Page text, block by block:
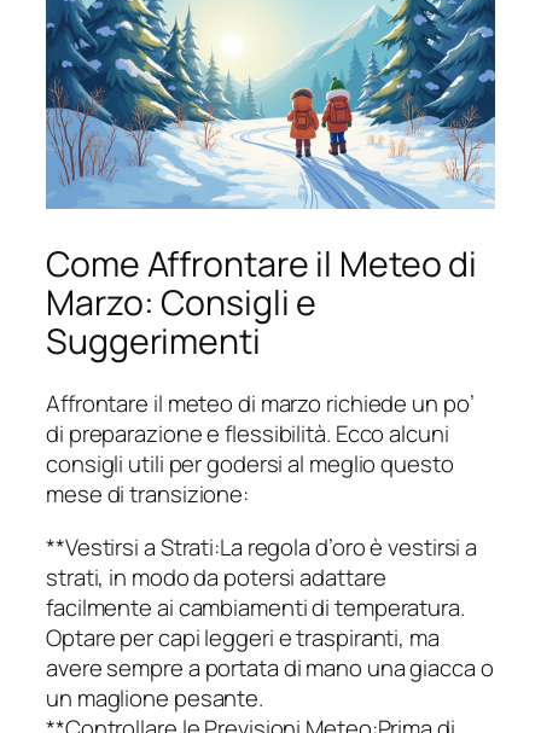
Come Affrontare il Meteo di
Marzo: Consigli e
Suggerimenti
Affrontare il meteo di marzo richiede un po’
di preparazione e flessibilità. Ecco alcuni
consigli utili per godersi al meglio questo
mese di transizione:
**Vestirsi a Strati:La regola d’oro è vestirsi a
strati, in modo da potersi adattare
facilmente ai cambiamenti di temperatura.
Optare per capi leggeri e traspiranti, ma
avere sempre a portata di mano una giacca o
un maglione pesante.